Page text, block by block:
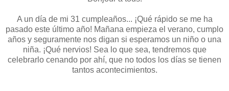
A un día de mi 31 cumpleaños... ¡Qué rápido se me ha
pasado este último año! Mañana empieza el verano, cumplo
años y seguramente nos digan si esperamos un niño o una
niña. ¡Qué nervios! Sea lo que sea, tendremos que
celebrarlo cenando por ahí, que no todos los días se tienen
tantos acontecimientos.